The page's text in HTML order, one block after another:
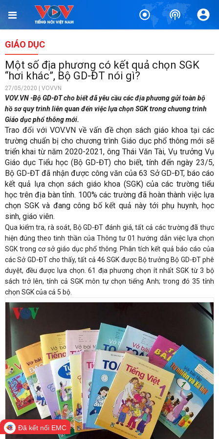
GIÁO DỤC
Một số địa phương có kết quả chọn SGK
“hơi khác”, Bộ GD-ĐT nói gì?
27/05/2020 | VOVVN
VOV.VN -Bộ GD-ĐT cho biết đã yêu cầu các địa phương gửi toàn bộ
hồ sơ quy trình liên quan đến việc lựa chọn SGK trong chương trình
Giáo dục phổ thông mới.
Trao đổi với VOV.VN về vấn đề chọn sách giáo khoa tại các
trường chuẩn bị cho chương trình Giáo dục phổ thông mới sẽ
triển khai từ năm 2020-2021, ông Thái Văn Tài, Vụ trưởng Vụ
Giáo dục Tiểu học (Bộ GD-ĐT) cho biết, tính đến ngày 23/5,
Bộ GD-ĐT đã nhận được công văn của 63 Sở GD-ĐT, báo cáo
kết quả lựa chọn sách giáo khoa (SGK) của các trường tiểu
học trên địa bàn tỉnh. 100% các trường đã hoàn thành việc lựa
chọn SGK và đang công bố kết quả này tới phụ huynh, học
sinh, giáo viên.
Qua kiểm tra, rà soát, Bộ GD-ĐT đánh giá, tất cả các trường đã thực
hiện đúng theo tinh thần của Thông tư 01 hướng dẫn việc lựa chọn
SGK trong cơ sở giáo dục phổ thông. Phân tích kết quả báo cáo của
các Sở GD-ĐT cho thấy, tất cả 46 SGK được Bộ trưởng Bộ GD-ĐT phê
duyệt, đều được lựa chọn. 61 địa phương chọn ít nhất SGK từ 3 bộ
sách trở lên, tính cả SGK môn tự chọn tiếng Anh; trong đó 35 tỉnh
chọn SGK của cả 5 bộ.
Đã kết nối EMC